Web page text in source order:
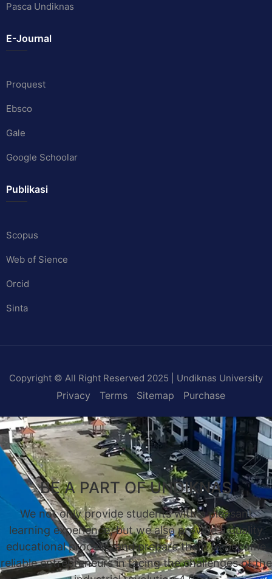
Pasca Undiknas
E-Journal
Proquest
Ebsco
Gale
Google Schoolar
Publikasi
Scopus
Web of Sience
Orcid
Sinta
Copyright © All Right Reserved 2025 | Undiknas University
Privacy Terms Sitemap Purchase
BE A PART OF UNDIKNAS
We not only provide students with a pleasant
learning experience, but we also provide a quality
educational process, and prepare them to become
reliable entrepreneurs in facing the challenges of the